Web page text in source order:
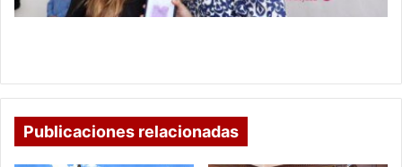
Gobernación
Publicaciones relacionadas